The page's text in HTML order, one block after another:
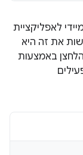
לאפליקציית
את זה היא
באמצעות